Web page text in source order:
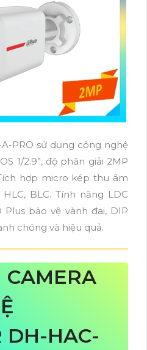
PRO sử dụng công nghệ
1/2.9”, độ phân giải 2MP
hợp micro kép thu âm
BLC. Tính năng LDC
bảo vệ vành đai, DIP
chóng và hiệu quả.
CAMERA
DH-HAC-